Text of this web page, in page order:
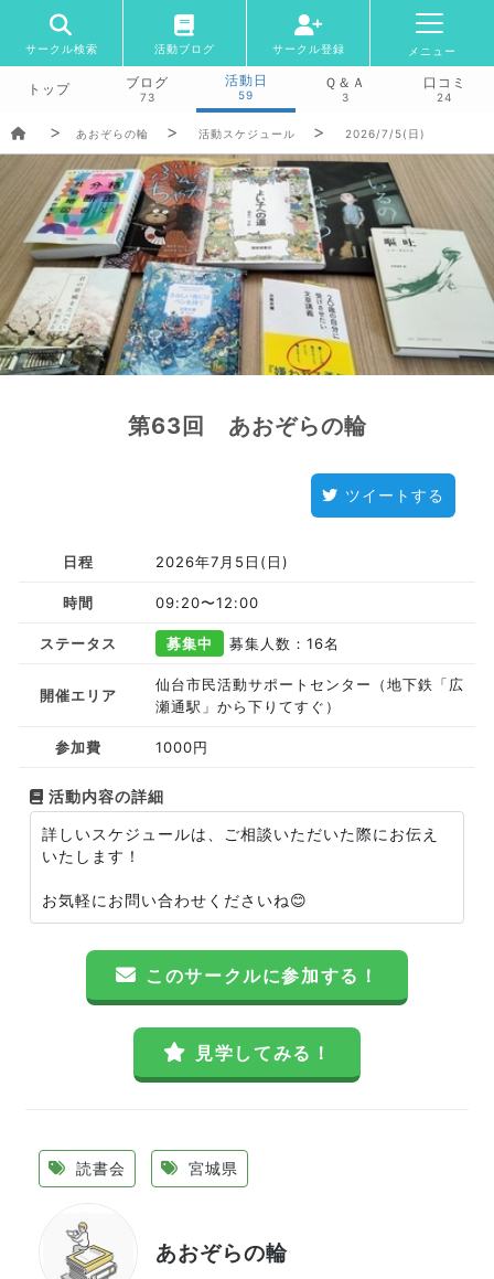
サークル検索 活動ブログ サークル登録 メニュー
トップ ブログ
73
活動日
59
Ｑ＆Ａ
3
口コミ
24
あおぞらの輪 活動スケジュール 2026/7/5(日)
第63回 あおぞらの輪
ツイートする
日程 2026年7月5日(日)
時間 09:20〜12:00
ステータス 募集中 募集人数：16名
開催エリア
仙台市民活動サポートセンター（地下鉄「広
瀬通駅」から下りてすぐ）
参加費 1000円
活動内容の詳細
詳しいスケジュールは、ご相談いただいた際にお伝え
いたします！
お気軽にお問い合わせくださいね😊
このサークルに参加する！
見学してみる！
読書会 宮城県
あおぞらの輪